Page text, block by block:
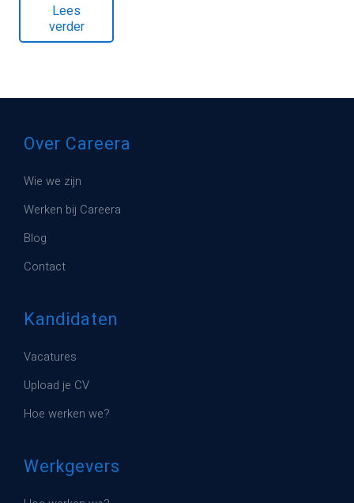
Lees
verder
Over Careera
Wie we zijn
Werken bij Careera
Blog
Contact
Kandidaten
Vacatures
Upload je CV
Hoe werken we?
Werkgevers